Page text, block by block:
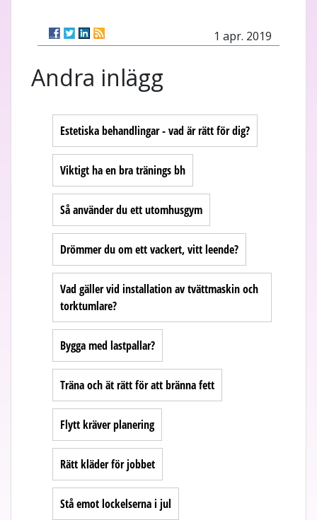
1 apr. 2019
Andra inlägg
Estetiska behandlingar - vad är rätt för dig?
Viktigt ha en bra tränings bh
Så använder du ett utomhusgym
Drömmer du om ett vackert, vitt leende?
Vad gäller vid installation av tvättmaskin och
torktumlare?
Bygga med lastpallar?
Träna och ät rätt för att bränna fett
Flytt kräver planering
Rätt kläder för jobbet
Stå emot lockelserna i jul